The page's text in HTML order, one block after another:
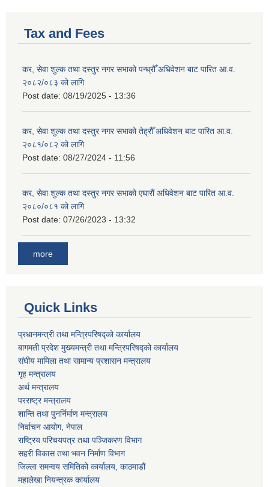
Tax and Fees
कर, सेवा शुल्क तथा दस्तुर नगर सभाको पन्ध्रौँ अधिवेशन बाट पारित आ.व.
२०८२/०८३ को लागि
Post date: 08/19/2025 - 13:36
कर, सेवा शुल्क तथा दस्तुर नगर सभाको तेह्रौँ अधिवेशन बाट पारित आ.व.
२०८१/०८२ को लागि
Post date: 08/27/2024 - 11:56
कर, सेवा शुल्क तथा दस्तुर नगर सभाको एघारौं अधिवेशन बाट पारित आ.व.
२०८०/०८१ को लागि
Post date: 07/26/2023 - 13:32
more
Quick Links
प्रधानमन्त्री तथा मन्त्रिपरिषद्को कार्यालय
बागमती प्रदेश मुख्यमन्त्री तथा मन्त्रिपरिषद्को कार्यालय
संघीय मामिला तथा सामान्य प्रशासन मन्त्रालय
गृह मन्त्रालय
अर्थ मन्त्रालय
परराष्ट्र मन्त्रालय
शान्ति तथा पुनर्निर्माण मन्त्रालय
निर्वाचन आयोग, नेपाल
राष्ट्रिय परिचयपत्र तथा पञ्जिकरण विभाग
सहरी विकास तथा भवन निर्माण विभाग
जिल्ला समन्वय समितिको कार्यालय, काठमाडौं
महालेखा नियन्त्रक कार्यालय